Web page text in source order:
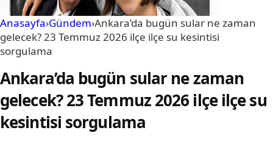
Anasayfa›Gündem›Ankara’da bugün sular ne zaman
gelecek? 23 Temmuz 2026 ilçe ilçe su kesintisi
sorgulama
Ankara’da bugün sular ne zaman
gelecek? 23 Temmuz 2026 ilçe ilçe su
kesintisi sorgulama